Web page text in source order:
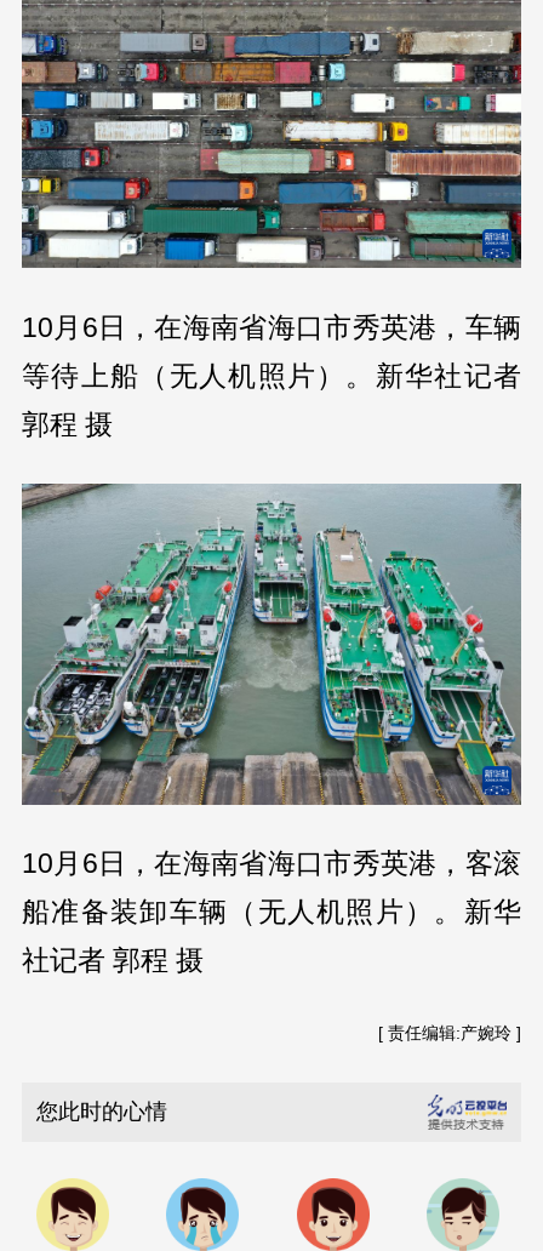
10月6日，在海南省海口市秀英港，车辆
等待上船（无人机照片）。新华社记者
郭程 摄
10月6日，在海南省海口市秀英港，客滚
船准备装卸车辆（无人机照片）。新华
社记者 郭程 摄
[ 责任编辑:产婉玲 ]
您此时的心情